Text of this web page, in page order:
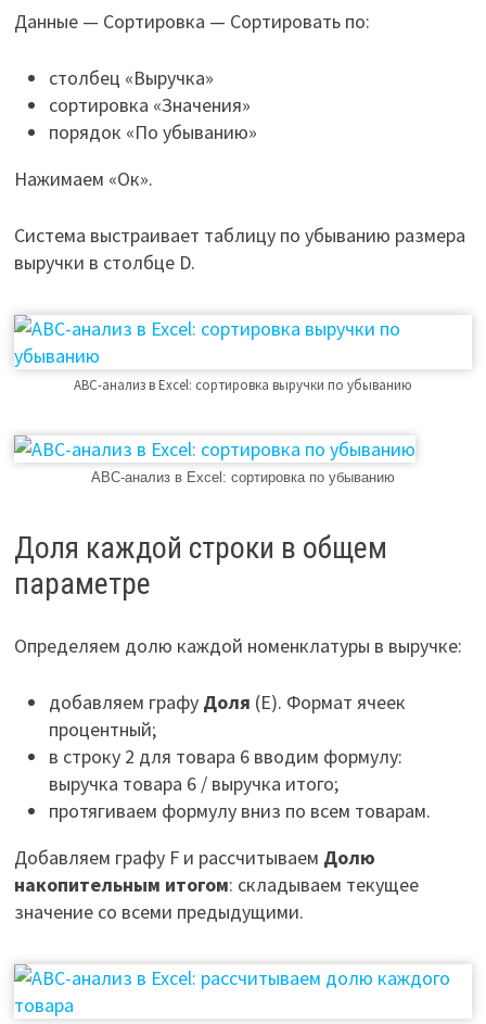
Данные — Сортировка — Сортировать по:
столбец «Выручка»
сортировка «Значения»
порядок «По убыванию»
Нажимаем «Ок».
Система выстраивает таблицу по убыванию размера
выручки в столбце D.
ABC-анализ в Excel: сортировка выручки по убыванию
ABC-анализ в Excel: сортировка по убыванию
Доля каждой строки в общем
параметре
Определяем долю каждой номенклатуры в выручке:
добавляем графу Доля (Е). Формат ячеек
процентный;
в строку 2 для товара 6 вводим формулу:
выручка товара 6 / выручка итого;
протягиваем формулу вниз по всем товарам.
Добавляем графу F и рассчитываем Долю
накопительным итогом: складываем текущее
значение со всеми предыдущими.